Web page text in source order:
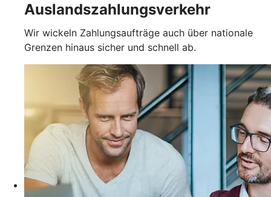
Auslandszahlungsverkehr
Wir wickeln Zahlungsaufträge auch über nationale
Grenzen hinaus sicher und schnell ab.